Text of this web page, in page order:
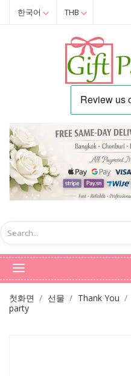
한국어 THB
첫화면 선물 Thank You
party